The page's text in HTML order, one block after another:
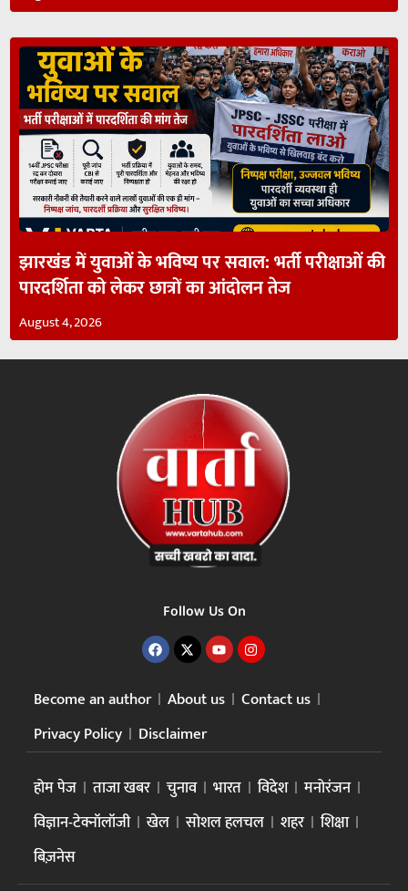
झारखंड में युवाओं के भविष्य पर सवाल: भर्ती परीक्षाओं की
पारदर्शिता को लेकर छात्रों का आंदोलन तेज
August 4, 2026
Follow Us On
Become an author About us
Contact us
Privacy Policy
Disclaimer
होम पेज ताजा खबर चुनाव भारत विदेश
मनोरंजन
विज्ञान-टेक्नॉलॉजी
खेल सोशल हलचल शहर
शिक्षा
बिज़नेस